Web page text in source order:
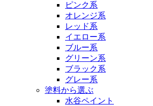
ピンク系
オレンジ系
レッド系
イエロー系
ブルー系
グリーン系
ブラック系
グレー系
塗料から選ぶ
水谷ペイント